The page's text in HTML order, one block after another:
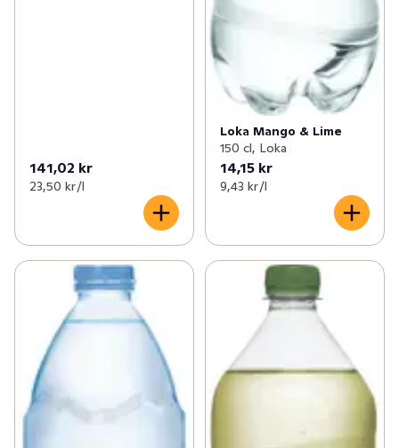
141,02 kr
23,50 kr /l
Loka Mango & Lime
150 cl, Loka
14,15 kr
9,43 kr /l